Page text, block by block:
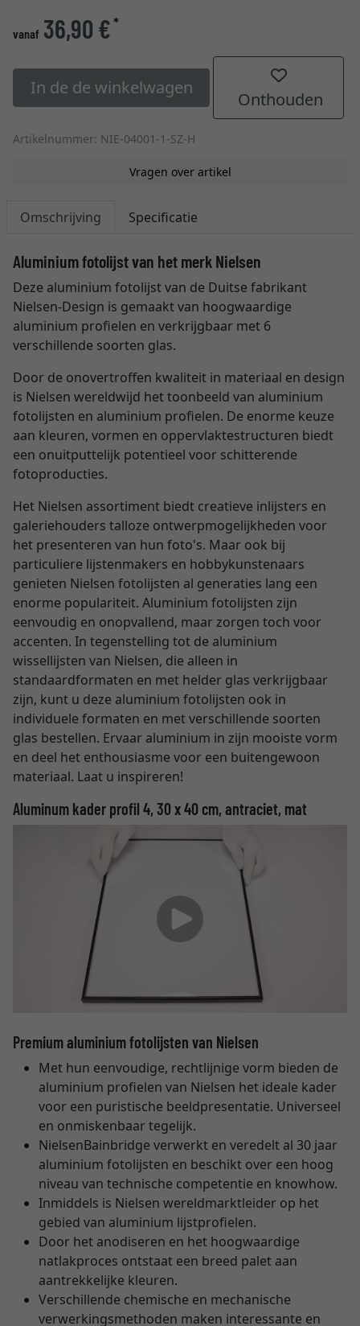
vanaf 36,90 €*
In de de winkelwagen
Onthouden
Artikelnummer: NIE-04001-1-SZ-H
Vragen over artikel
Omschrijving Specificatie
Aluminium fotolijst van het merk Nielsen
Deze aluminium fotolijst van de Duitse fabrikant
Nielsen-Design is gemaakt van hoogwaardige
aluminium profielen en verkrijgbaar met 6
verschillende soorten glas.
Door de onovertroffen kwaliteit in materiaal en design
is Nielsen wereldwijd het toonbeeld van aluminium
fotolijsten en aluminium profielen. De enorme keuze
aan kleuren, vormen en oppervlaktestructuren biedt
een onuitputtelijk potentieel voor schitterende
fotoproducties.
Het Nielsen assortiment biedt creatieve inlijsters en
galeriehouders talloze ontwerpmogelijkheden voor
het presenteren van hun foto's. Maar ook bij
particuliere lijstenmakers en hobbykunstenaars
genieten Nielsen fotolijsten al generaties lang een
enorme populariteit. Aluminium fotolijsten zijn
eenvoudig en onopvallend, maar zorgen toch voor
accenten. In tegenstelling tot de aluminium
wissellijsten van Nielsen, die alleen in
standaardformaten en met helder glas verkrijgbaar
zijn, kunt u deze aluminium fotolijsten ook in
individuele formaten en met verschillende soorten
glas bestellen. Ervaar aluminium in zijn mooiste vorm
en deel het enthousiasme voor een buitengewoon
materiaal. Laat u inspireren!
Aluminum kader profil 4, 30 x 40 cm, antraciet, mat
Premium aluminium fotolijsten van Nielsen
Met hun eenvoudige, rechtlijnige vorm bieden de
aluminium profielen van Nielsen het ideale kader
voor een puristische beeldpresentatie. Universeel
en onmiskenbaar tegelijk.
NielsenBainbridge verwerkt en veredelt al 30 jaar
aluminium fotolijsten en beschikt over een hoog
niveau van technische competentie en knowhow.
Inmiddels is Nielsen wereldmarktleider op het
gebied van aluminium lijstprofielen.
Door het anodiseren en het hoogwaardige
natlakproces ontstaat een breed palet aan
aantrekkelijke kleuren.
Verschillende chemische en mechanische
verwerkingsmethoden maken interessante en